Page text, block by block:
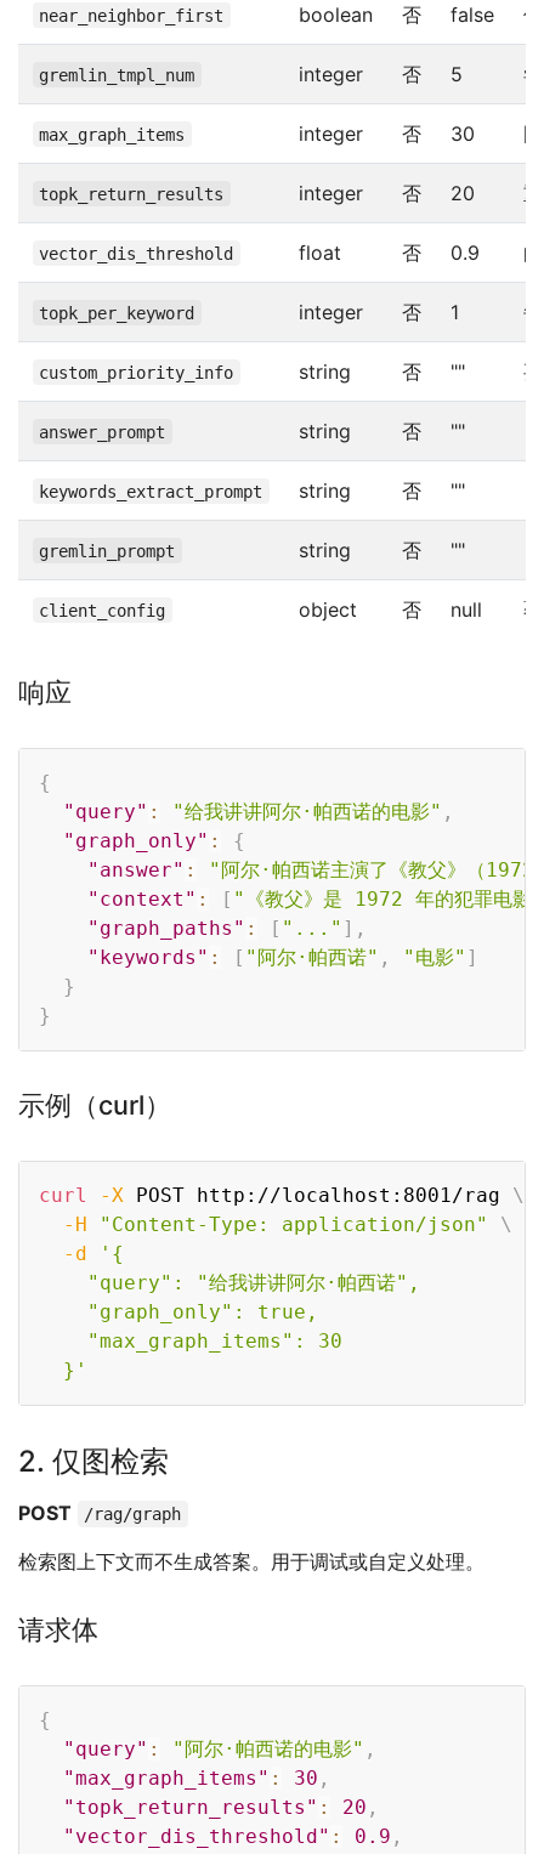
near_neighbor_first boolean 否 false
gremlin_tmpl_num integer 否 5
max_graph_items integer 否 30
topk_return_results integer 否 20
vector_dis_threshold float 否 0.9
topk_per_keyword integer 否 1
custom_priority_info string 否 ""
answer_prompt string 否 ""
keywords_extract_prompt string 否 ""
gremlin_prompt string 否 ""
client_config object 否 null
响应
{
"query" : "给我讲讲阿尔·帕西诺的电影" ,
"graph_only" :
{
"answer" :
"阿尔·帕西诺主演了《教父》（
"context" : [ "《教父》是 1972 年的犯罪电
"graph_paths" : [ "..." ] ,
"keywords" : [ "阿尔·帕西诺" , "电影" ]
}
}
示例（curl）
curl -X POST http://localhost:8001/rag \
-H
"Content-Type: application/json"
\
-d
'{
    "query": "给我讲讲阿尔·帕西诺",
    "graph_only": true,
    "max_graph_items": 30
  }'
2. 仅图检索
POST /rag/graph
检索图上下文而不生成答案。用于调试或自定义处理。
请求体
{
"query" : "阿尔·帕西诺的电影" ,
"max_graph_items" : 30 ,
"topk_return_results" : 20 ,
"vector_dis_threshold" : 0.9 ,